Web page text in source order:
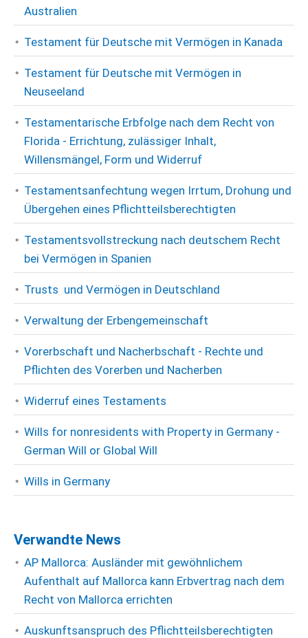
Australien
Testament für Deutsche mit Vermögen in Kanada
Testament für Deutsche mit Vermögen in
Neuseeland
Testamentarische Erbfolge nach dem Recht von
Florida - Errichtung, zulässiger Inhalt,
Willensmängel, Form und Widerruf
Testamentsanfechtung wegen Irrtum, Drohung und
Übergehen eines Pflichtteilsberechtigten
Testamentsvollstreckung nach deutschem Recht
bei Vermögen in Spanien
Trusts und Vermögen in Deutschland
Verwaltung der Erbengemeinschaft
Vorerbschaft und Nacherbschaft - Rechte und
Pflichten des Vorerben und Nacherben
Widerruf eines Testaments
Wills for nonresidents with Property in Germany -
German Will or Global Will
Wills in Germany
Verwandte News
AP Mallorca: Ausländer mit gewöhnlichem
Aufenthalt auf Mallorca kann Erbvertrag nach dem
Recht von Mallorca errichten
Auskunftsanspruch des Pflichtteilsberechtigten